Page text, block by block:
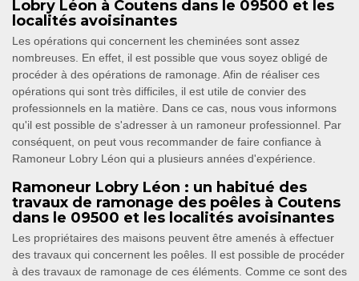
Lobry Léon à Coutens dans le 09500 et les
localités avoisinantes
Les opérations qui concernent les cheminées sont assez
nombreuses. En effet, il est possible que vous soyez obligé de
procéder à des opérations de ramonage. Afin de réaliser ces
opérations qui sont très difficiles, il est utile de convier des
professionnels en la matière. Dans ce cas, nous vous informons
qu'il est possible de s'adresser à un ramoneur professionnel. Par
conséquent, on peut vous recommander de faire confiance à
Ramoneur Lobry Léon qui a plusieurs années d'expérience.
Ramoneur Lobry Léon : un habitué des
travaux de ramonage des poêles à Coutens
dans le 09500 et les localités avoisinantes
Les propriétaires des maisons peuvent être amenés à effectuer
des travaux qui concernent les poêles. Il est possible de procéder
à des travaux de ramonage de ces éléments. Comme ce sont des